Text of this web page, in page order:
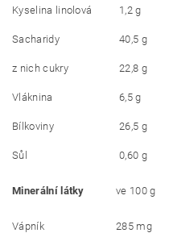
Kyselina linolová 1,2 g
Sacharidy 40,5 g
z nich cukry 22,8 g
Vláknina 6,5 g
Bílkoviny 26,5 g
Sůl 0,60 g
Minerální látky ve 100 g
Vápník 285 mg